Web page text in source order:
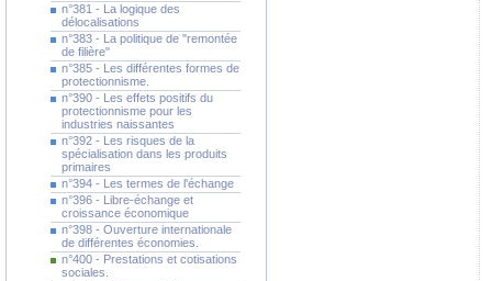
n°381 - La logique des
délocalisations
n°383 - La politique de "remontée
de filière"
n°385 - Les différentes formes de
protectionnisme.
n°390 - Les effets positifs du
protectionnisme pour les
industries naissantes
n°392 - Les risques de la
spécialisation dans les produits
primaires
n°394 - Les termes de l'échange
n°396 - Libre-échange et
croissance économique
n°398 - Ouverture internationale
de différentes économies.
n°400 - Prestations et cotisations
sociales.